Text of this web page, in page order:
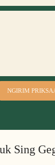
NGIRIM
Sing